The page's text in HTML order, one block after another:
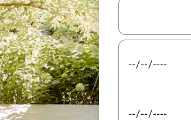
لأعلى ولأسفل أو استكشف عن طريق اللمس أو السحب.